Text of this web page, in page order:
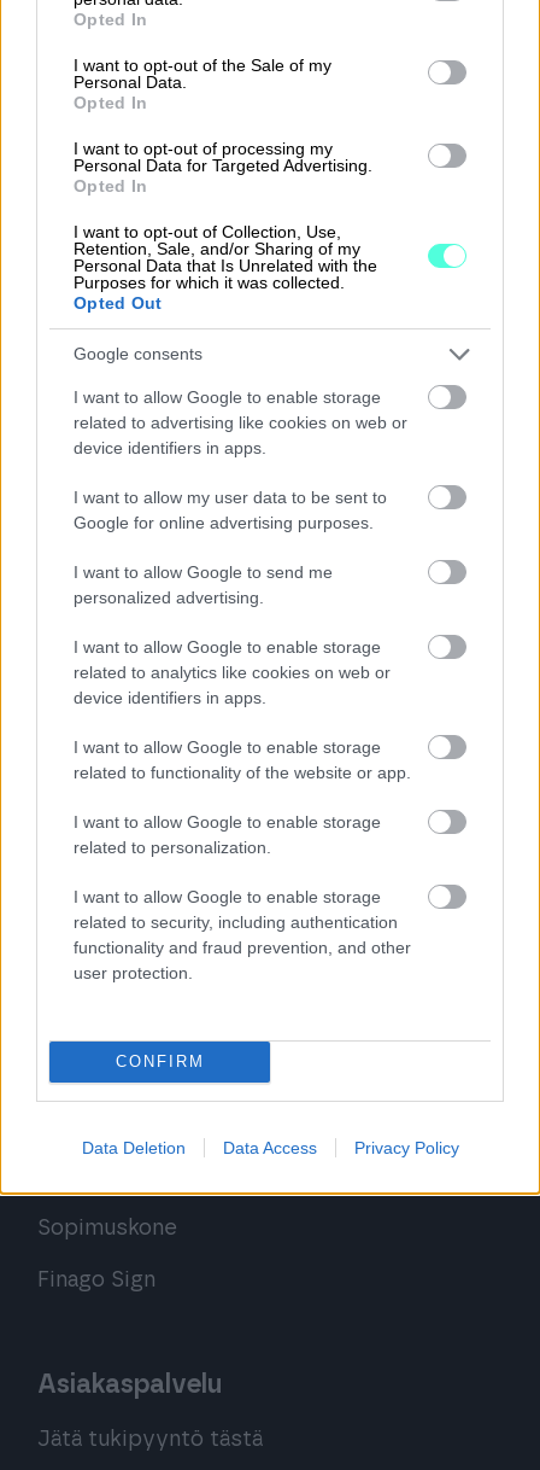
grant or deny consent to Google and its third-party tags to
use your data for below specified purposes in below Google
consent section.
Opted In
I want to opt-out of the Sale of my
Personal Data.
Opted In
I want to opt-out of processing my
Personal Data for Targeted Advertising.
Opted In
I want to opt-out of Collection, Use,
Retention, Sale, and/or Sharing of my
Personal Data that Is Unrelated with the
Purposes for which it was collected.
Opted Out
Google consents
I want to allow Google to enable storage
related to advertising like cookies on web or
device identifiers in apps.
I want to allow my user data to be sent to
Google for online advertising purposes.
I want to allow Google to send me
personalized advertising.
I want to allow Google to enable storage
related to analytics like cookies on web or
device identifiers in apps.
I want to allow Google to enable storage
related to functionality of the website or app.
I want to allow Google to enable storage
related to personalization.
I want to allow Google to enable storage
related to security, including authentication
functionality and fraud prevention, and other
user protection.
CONFIRM
Data Deletion Data Access Privacy Policy
Takaisin etusivulle
Ratkaisut
Procountor
Procountor Solo
Finago Sign
Procountor Tallennus
Procountor Toiminnanohjaus
Tutustu Procountoriin
Tutustu Procountor Soloon
Kokeile Sopimuskonetta
Kirjaudu ohjelmistoihin
Sopimuskone
Finago Sign
Asiakaspalvelu
Jätä tukipyyntö tästä